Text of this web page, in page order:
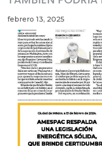
febrero 13, 2025